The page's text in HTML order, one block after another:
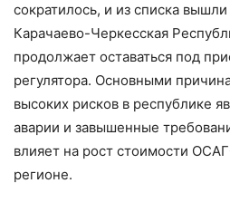
сократилось, и из списка
Карачаево-Черкесская
продолжает оставаться под
регулятора. Основными
высоких рисков в республике
аварии и завышенные
влияет на рост стоимости
регионе.